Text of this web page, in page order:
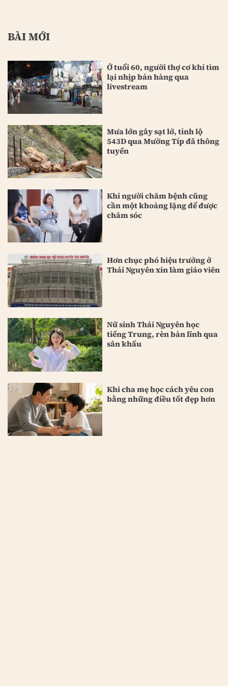
BÀI MỚI
Ở tuổi 60, người thợ cơ khí tìm
lại nhịp bán hàng qua
livestream
Mưa lớn gây sạt lở, tỉnh lộ
543D qua Mường Típ đã thông
tuyến
Khi người chăm bệnh cũng
cần một khoảng lặng để được
chăm sóc
Hơn chục phó hiệu trưởng ở
Thái Nguyên xin làm giáo viên
Nữ sinh Thái Nguyên học
tiếng Trung, rèn bản lĩnh qua
sân khấu
Khi cha mẹ học cách yêu con
bằng những điều tốt đẹp hơn